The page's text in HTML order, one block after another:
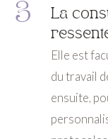
3
La
Elle est
du travail
ensuite,